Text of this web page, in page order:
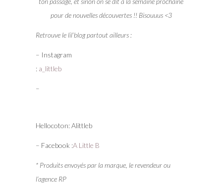
pour de nouvelles découvertes !! Bisouuus <3
Retrouve le lil’blog partout ailleurs :
– Instagram
: a_littleb
–
Hellocoton: Alittleb
– Facebook :A Little B
* Produits envoyés par la marque, le revendeur ou
l’agence RP